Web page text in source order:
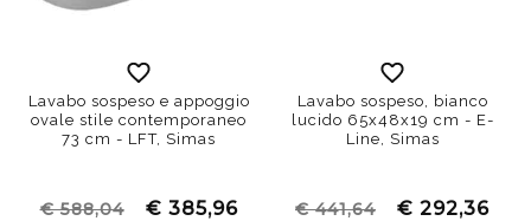
Lavabo sospeso e appoggio
ovale stile contemporaneo
73 cm - LFT, Simas
€ 588,04 € 385,96
Lavabo sospeso, bianco
lucido 65x48x19 cm - E-
Line, Simas
€ 441,64 € 292,36